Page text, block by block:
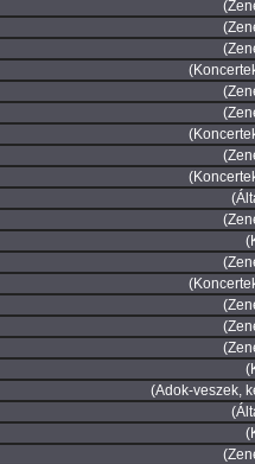
(Adok-veszek,